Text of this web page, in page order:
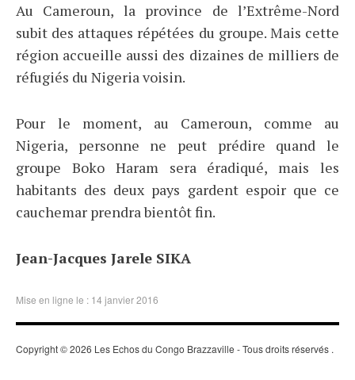
Au Cameroun, la province de l’Extrême-Nord
subit des attaques répétées du groupe. Mais cette
région accueille aussi des dizaines de milliers de
réfugiés du Nigeria voisin.
Pour le moment, au Cameroun, comme au
Nigeria, personne ne peut prédire quand le
groupe Boko Haram sera éradiqué, mais les
habitants des deux pays gardent espoir que ce
cauchemar prendra bientôt fin.
Jean-Jacques Jarele SIKA
Mise en ligne le : 14 janvier 2016
Copyright © 2026 Les Echos du Congo Brazzaville - Tous droits réservés .